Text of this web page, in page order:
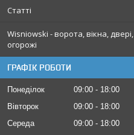
Статті
Wisniowski - ворота, вікна, двері,
огорожі
ГРАФІК РОБОТИ
Понеділок 09:00
18:00
Вівторок
09:00
18:00
Середа
09:00
18:00